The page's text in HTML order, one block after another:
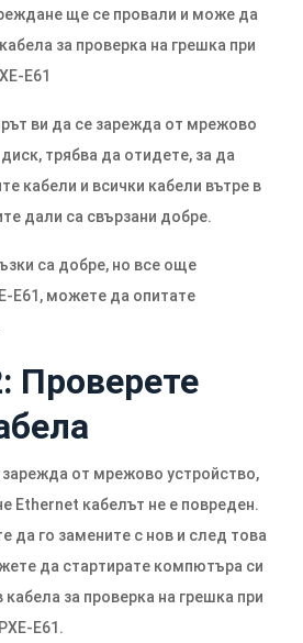
ще се провали и може да
за проверка на грешка при
E61
ви да се зарежда от мрежово
трябва да отидете, за да
кабели и всички кабели вътре в
дали са свързани добре.
са добре, но все още
E61, можете да опитате
Проверете
от мрежово устройство,
Ethernet кабелът не е повреден.
да го замените с нов и след това
да стартирате компютъра си
за проверка на грешка при
E61.